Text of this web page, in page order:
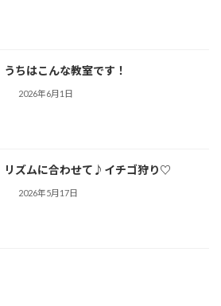
うちはこんな教室です！
2026年6月1日
リズムに合わせて♪︎イチゴ狩り♡
2026年5月17日